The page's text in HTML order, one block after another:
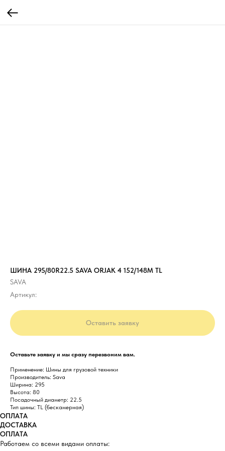
ШИНА 295/80R22.5 SAVA ORJAK 4 152/148M TL
SAVA
Артикул:
Оставить заявку
Оставьте заявку и мы сразу перезвоним вам.
Применение: Шины для грузовой техники
Производитель: Sava
Ширина: 295
Высота: 80
Посадочный диаметр: 22.5
Тип шины: TL (бескамерная)
ОПЛАТА
ДОСТАВКА
ОПЛАТА
Работаем со всеми видами оплаты: